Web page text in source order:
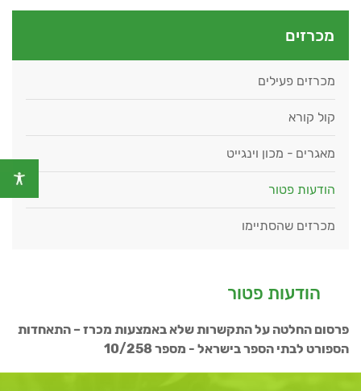
מכרזים
מכרזים פעילים
קול קורא
מאגרים - מכון וינגייט
הודעות פטור
מכרזים שהסתיימו
הודעות פטור
פרסום החלטה על התקשרות שלא באמצעות מכרז – התאחדות
הספורט לבתי הספר בישראל - מספר 10/258